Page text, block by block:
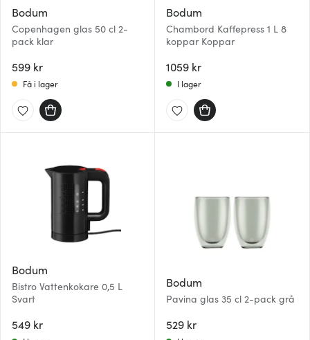
Bodum
Copenhagen glas 50 cl 2-
pack klar
599 kr
Få i lager
Bodum
Chambord Kaffepress 1 L 8
koppar Koppar
1059 kr
I lager
Bodum
Bistro Vattenkokare 0,5 L
Svart
549 kr
Bodum
Pavina glas 35 cl 2-pack grå
529 kr